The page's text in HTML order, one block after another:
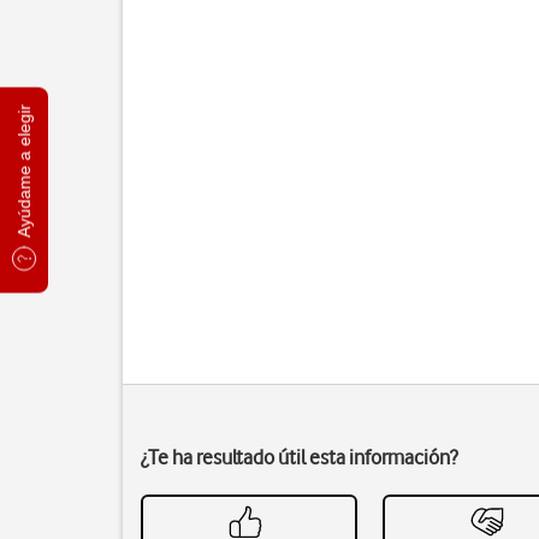
Ayúdame a elegir
¿Te ha resultado útil esta información?